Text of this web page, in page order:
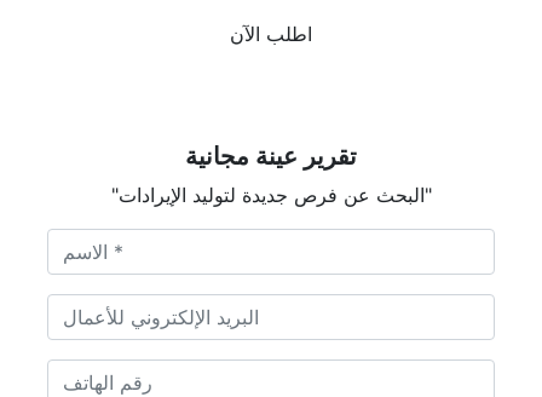
اطلب الآن
تقرير عينة مجانية
"البحث عن فرص جديدة لتوليد الإيرادات"